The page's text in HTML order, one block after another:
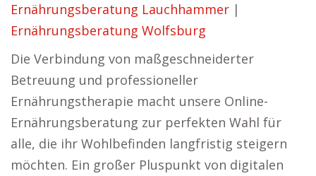
Ernährungsberatung Lauchhammer |
Ernährungsberatung Wolfsburg
Die Verbindung von maßgeschneiderter
Betreuung und professioneller
Ernährungstherapie macht unsere Online-
Ernährungsberatung zur perfekten Wahl für
alle, die ihr Wohlbefinden langfristig steigern
möchten. Ein großer Pluspunkt von digitalen